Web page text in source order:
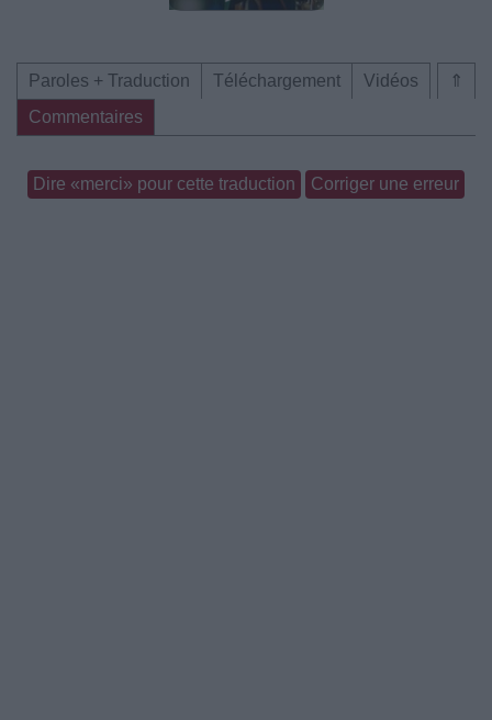
⇑
Paroles + Traduction Téléchargement
Vidéos
Commentaires
Dire «merci» pour cette traduction Corriger une erreur